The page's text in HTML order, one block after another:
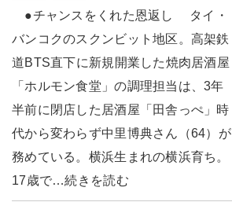
●チャンスをくれた恩返し タイ・
バンコクのスクンビット地区。高架鉄
道BTS直下に新規開業した焼肉居酒屋
「ホルモン食堂」の調理担当は、3年
半前に閉店した居酒屋「田舎っぺ」時
代から変わらず中里博典さん（64）が
務めている。横浜生まれの横浜育ち。
17歳で…続きを読む